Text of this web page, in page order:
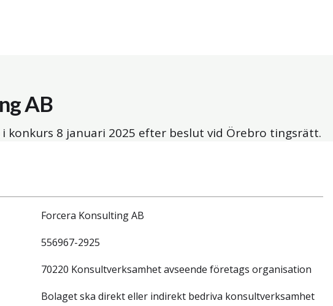
AB
konkurs 8 januari 2025 efter beslut vid Örebro tingsrätt.
Forcera Konsulting AB
556967-2925
70220 Konsultverksamhet avseende företags organisation
Bolaget ska direkt eller indirekt bedriva konsultverksamhet